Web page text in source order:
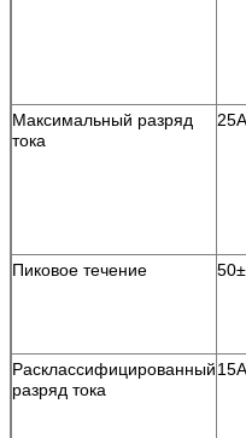
Максимальный разряд
тока
25А
Пиковое течение
Расклассифицированный
разряд тока
15А